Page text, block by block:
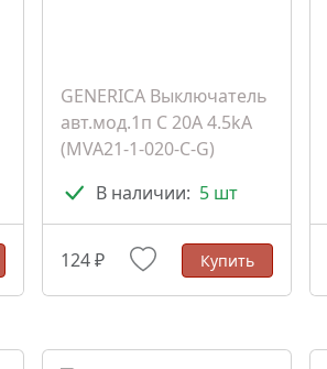
GENERICA Выключатель
авт.мод.1п C 20A 4.5kA
(MVA21-1-020-C-G)
В наличии: 5 шт
124 ₽ Купить